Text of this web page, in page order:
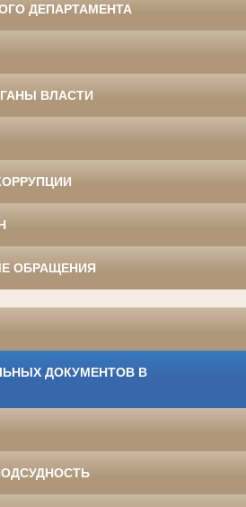
ДЕПАРТАМЕНТА
ВЛАСТИ
ОБРАЩЕНИЯ
ДОКУМЕНТОВ В